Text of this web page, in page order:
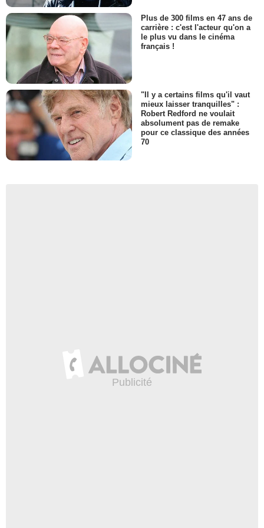
Plus de 300 films en 47 ans de
carrière : c'est l'acteur qu'on a
le plus vu dans le cinéma
français !
"Il y a certains films qu'il vaut
mieux laisser tranquilles" :
Robert Redford ne voulait
absolument pas de remake
pour ce classique des années
70